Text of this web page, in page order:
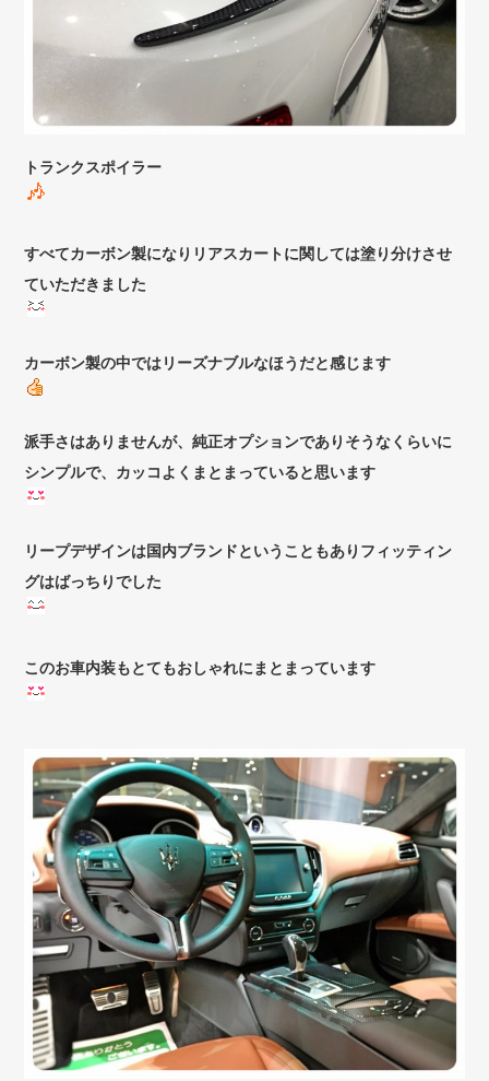
トランクスポイラー
すべてカーボン製になりリアスカートに関しては塗り分けさせ
ていただきました
カーボン製の中ではリーズナブルなほうだと感じます
派手さはありませんが、純正オプションでありそうなくらいに
シンプルで、カッコよくまとまっていると思います
リープデザインは国内ブランドということもありフィッティン
グはばっちりでした
このお車内装もとてもおしゃれにまとまっています